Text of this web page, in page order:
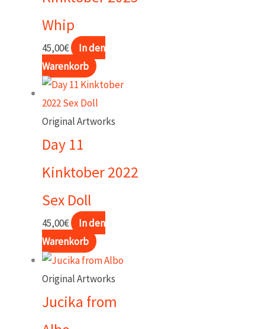
Whip
45,00€
In den
Warenkorb
Original Artworks
Day 11
Kinktober 2022
Sex Doll
45,00€
In den
Warenkorb
Original Artworks
Jucika from